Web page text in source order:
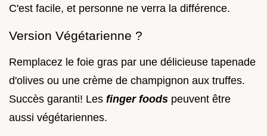
C'est facile, et personne ne verra la différence.
Version Végétarienne ?
Remplacez le foie gras par une délicieuse tapenade
d'olives ou une crème de champignon aux truffes.
Succès garanti! Les finger foods peuvent être
aussi végétariennes.